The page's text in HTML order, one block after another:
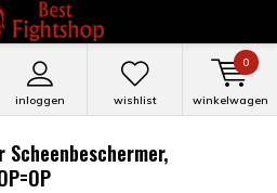
inloggen wishlist winkelwagen
0
Scheenbeschermer,